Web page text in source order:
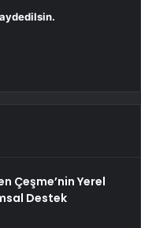
Çeşme’nin Yerel
Destek